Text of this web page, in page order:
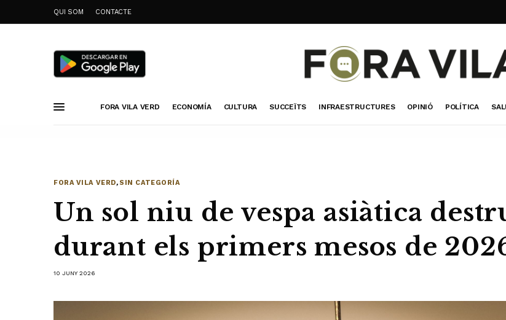
QUI SOM CONTACTE
FORA VILA VERD ECONOMÍA CULTURA SUCCEÏTS INFRAESTRUCTURES OPINIÓ POLÍTICA
FORA VILA VERD,SIN CATEGORÍA
Un sol niu de vespa asiàtica
durant els primers mesos de
10 JUNY 2026